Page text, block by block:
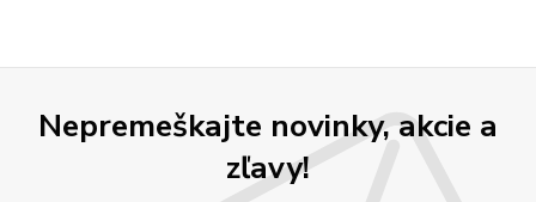
Nepremeškajte novinky, akcie a
zľavy!